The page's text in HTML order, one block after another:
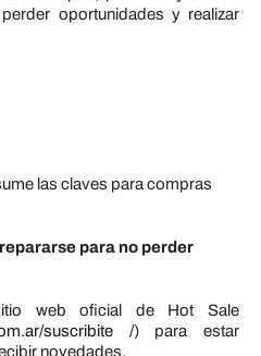
oportunidades y realizar
las claves para compras
para no perder
web oficial de Hot Sale
suscribite /) para estar
novedades.